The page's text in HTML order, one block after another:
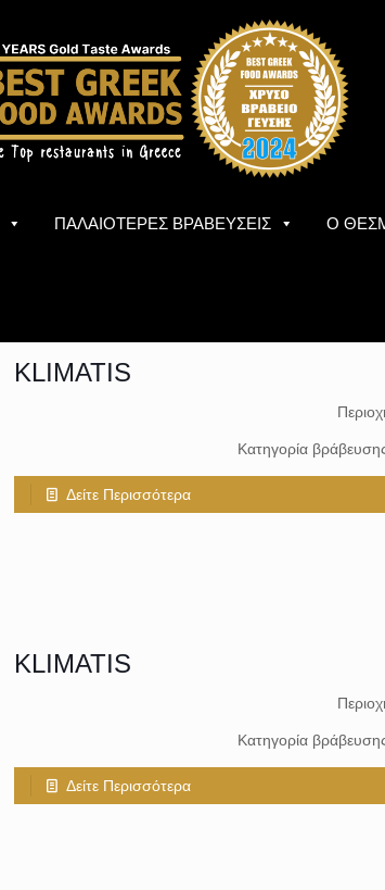
ΠΑΛΑΙΟΤΕΡΕΣ ΒΡΑΒΕΥΣΕΙΣ Ο
KLIMATIS
Κατηγορία
Δείτε Περισσότερα
KLIMATIS
Κατηγορία
Δείτε Περισσότερα